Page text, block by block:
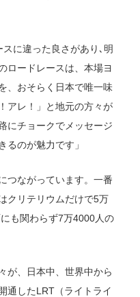
に違った良さがあり､明
ロードレースは、本場ヨ
、おそらく日本で唯一味
アレ！」と地元の方々が
にチョークでメッセージ
るのが魅力です」
つながっています。一番
クリテリウムだけで5万
も関わらず7万4000人の
が、日本中、世界中から
通したLRT（ライトライ